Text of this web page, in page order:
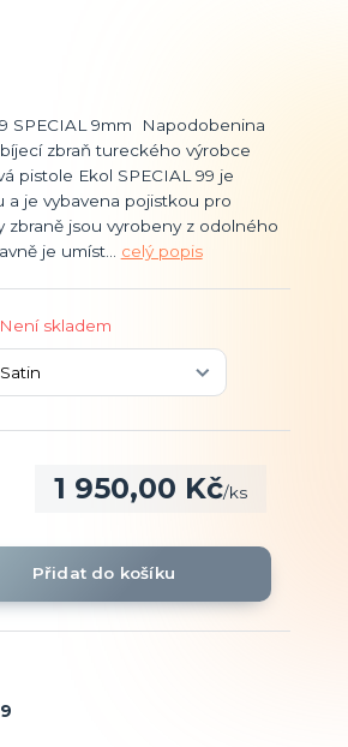
SPECIAL 9mm Napodobenina
zbraň tureckého výrobce
pistole Ekol SPECIAL 99 je
a je vybavena pojistkou pro
zbraně jsou vyrobeny z odolného
je umíst... celý popis
Není skladem
1 950,00 Kč/ks
Přidat do košíku